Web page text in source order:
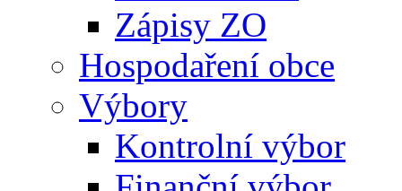
Zápisy ZO
Hospodaření obce
Výbory
Kontrolní výbor